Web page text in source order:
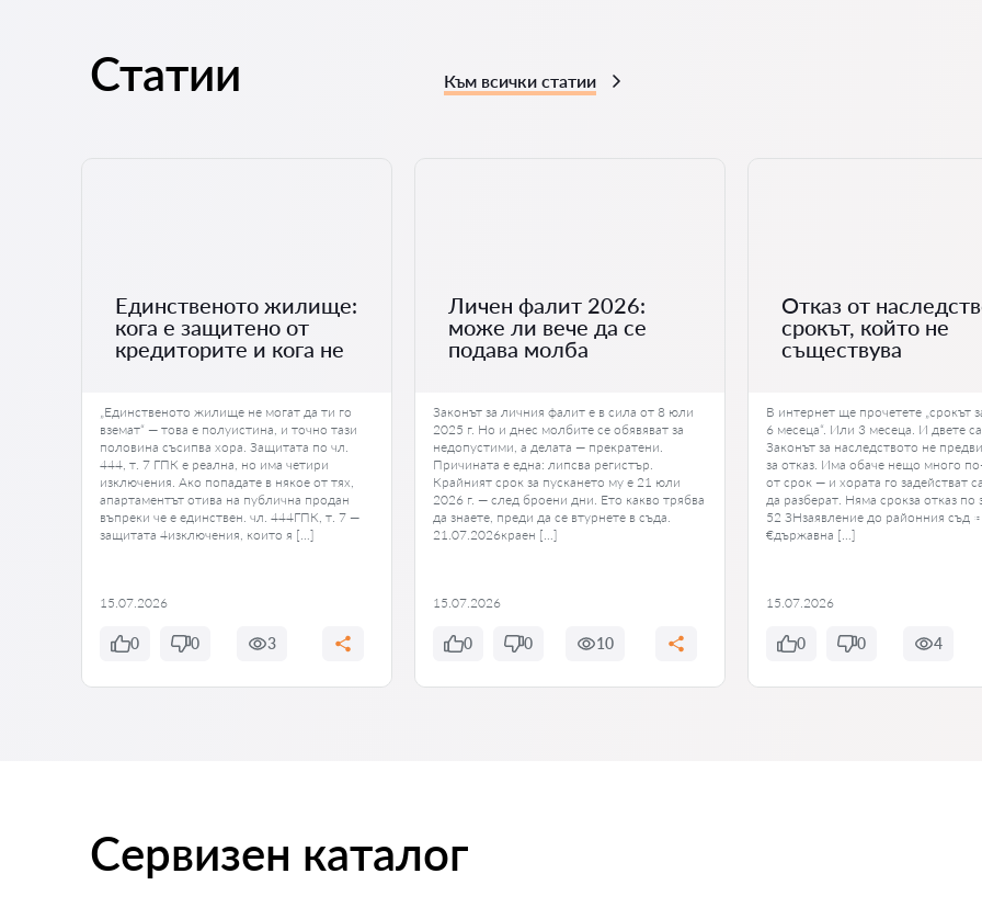
Статии Към всички статии
Единственото жилище:
кога е защитено от
кредиторите и кога не
„Единственото жилище не могат да ти го
вземат“ — това е полуистина, и точно тази
половина съсипва хора. Защитата по чл.
444, т. 7 ГПК е реална, но има четири
изключения. Ако попадате в някое от тях,
апартаментът отива на публична продан
въпреки че е единствен. чл. 444ГПК, т. 7 —
защитата 4изключения, които я […]
15.07.2026
0 0 3
Личен фалит 2026:
може ли вече да се
подава молба
Законът за личния фалит е в сила от 8 юли
2025 г. Но и днес молбите се обявяват за
недопустими, а делата — прекратени.
Причината е една: липсва регистър.
Крайният срок за пускането му е 21 юли
2026 г. — след броени дни. Ето какво трябва
да знаете, преди да се втурнете в съда.
21.07.2026краен […]
15.07.2026
0 0 10
Отказ от
срокът, който не
съществува
В интернет ще прочетете „срокът
6 месеца“. Или 3 месеца. И двете
Законът за наследството не
за отказ. Има обаче нещо много
от срок — и хората го задействат
да разберат. Няма срокза отказ по
52 ЗНзаявление до районния съд
€държавна […]
15.07.2026
0 0 4
Сервизен каталог